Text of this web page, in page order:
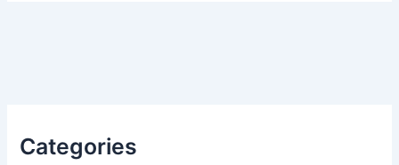
Categories